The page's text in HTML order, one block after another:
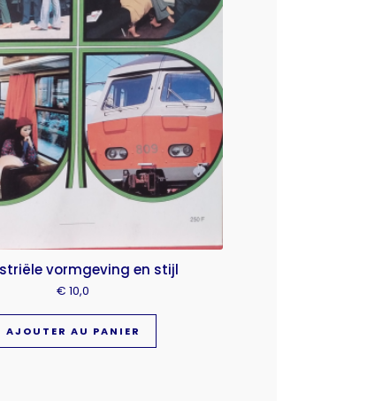
vormgeving en stijl
€ 10,0
AJOUTER AU PANIER